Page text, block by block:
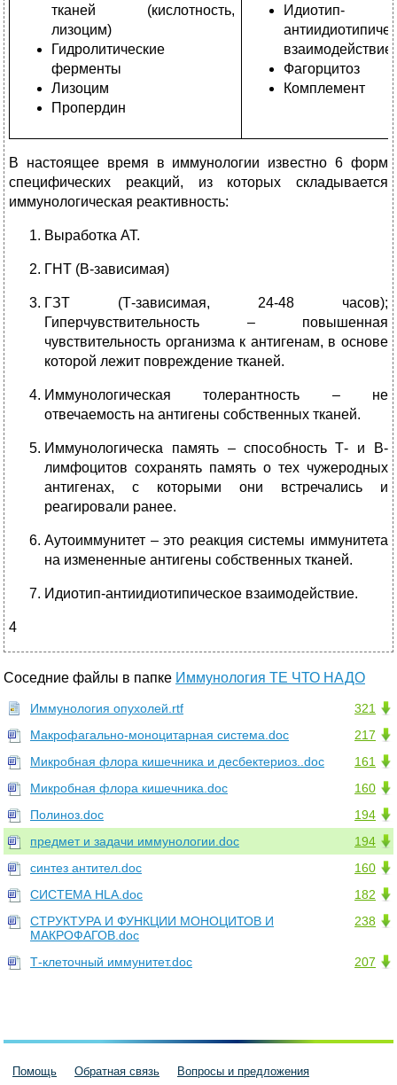
тканей (кислотность,
лизоцим)
Гидролитические
ферменты
Лизоцим
Пропердин
Идиотип-
взаимодействие
Фагорцитоз
Комплемент
В настоящее время в иммунологии известно 6 форм
специфических реакций, из которых складывается
иммунологическая реактивность:
Выработка АТ.
ГНТ (В-зависимая)
ГЗТ (Т-зависимая, 24-48 часов);
Гиперчувствительность – повышенная
чувствительность организма к антигенам, в основе
которой лежит повреждение тканей.
Иммунологическая толерантность – не
отвечаемость на антигены собственных тканей.
Иммунологическа память – способность Т- и В-
лимфоцитов сохранять память о тех чужеродных
антигенах, с которыми они встречались и
реагировали ранее.
Аутоиммунитет – это реакция системы иммунитета
на измененные антигены собственных тканей.
Идиотип-антиидиотипическое взаимодействие.
4
Соседние файлы в папке Иммунология ТЕ ЧТО НАДО
321
Иммунология опухолей.rtf
217
Макрофагально-моноцитарная система.doc
161
Микробная флора кишечника и десбектериоз..doc
160
Микробная флора кишечника.doc
194
Полиноз.doc
194
предмет и задачи иммунологии.doc
160
синтез антител.doc
182
СИСТЕМА HLA.doc
238
СТРУКТУРА И ФУНКЦИИ МОНОЦИТОВ И
МАКРОФАГОВ.doc
207
Т-клеточный иммунитет.doc
Помощь Обратная связь Вопросы и предложения